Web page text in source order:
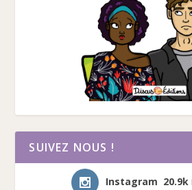
SUIVEZ NOUS !
Instagram 20.9k